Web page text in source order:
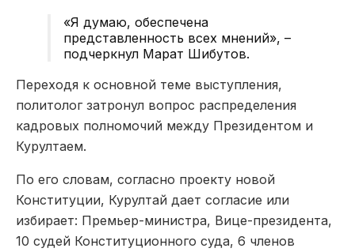
«Я думаю, обеспечена
представленность всех мнений», –
подчеркнул Марат Шибутов.
Переходя к основной теме выступления,
политолог затронул вопрос распределения
кадровых полномочий между Президентом и
Курултаем.
По его словам, согласно проекту новой
Конституции, Курултай дает согласие или
избирает: Премьер-министра, Вице-президента,
10 судей Конституционного суда, 6 членов